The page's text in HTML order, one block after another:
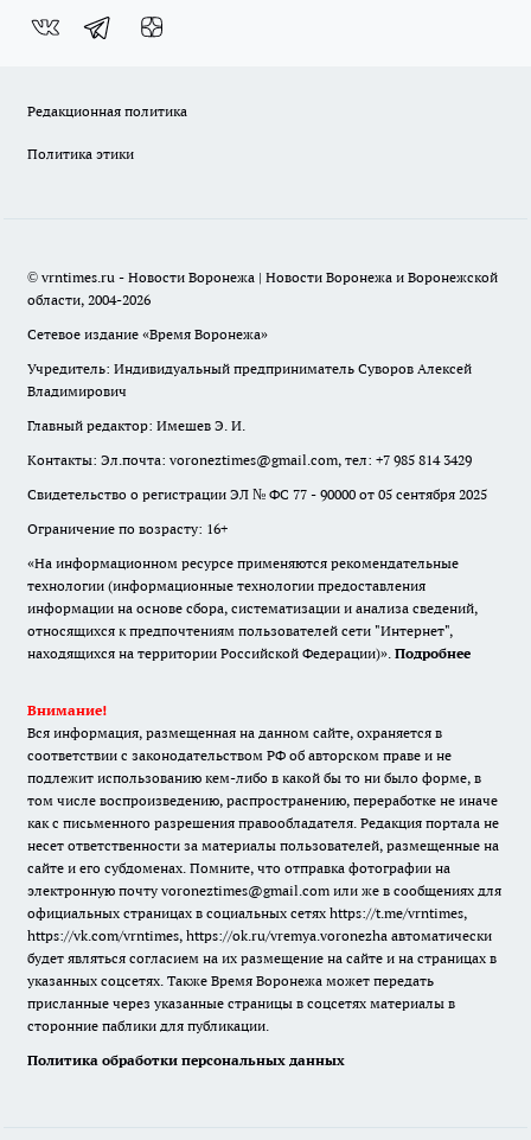
Редакционная политика
Политика этики
© vrntimes.ru - Новости Воронежа | Новости Воронежа и Воронежской
области, 2004-2026
Сетевое издание «Время Воронежа»
Учредитель: Индивидуальный предприниматель Суворов Алексей
Владимирович
Главный редактор: Имешев Э. И.
Контакты: Эл.почта: voroneztimes@gmail.com, тел: +7 985 814 3429
Свидетельство о регистрации ЭЛ № ФС 77 - 90000 от 05 сентября 2025
Ограничение по возрасту: 16+
«На информационном ресурсе применяются рекомендательные
технологии (информационные технологии предоставления
информации на основе сбора, систематизации и анализа сведений,
относящихся к предпочтениям пользователей сети "Интернет",
находящихся на территории Российской Федерации)». Подробнее
Внимание!
Вся информация, размещенная на данном сайте, охраняется в
соответствии с законодательством РФ об авторском праве и не
подлежит использованию кем-либо в какой бы то ни было форме, в
том числе воспроизведению, распространению, переработке не иначе
как с письменного разрешения правообладателя. Редакция портала не
несет ответственности за материалы пользователей, размещенные на
сайте и его субдоменах. Помните, что отправка фотографии на
электронную почту voroneztimes@gmail.com или же в сообщениях для
официальных страницах в социальных сетях https://t.me/vrntimes,
https://vk.com/vrntimes, https://ok.ru/vremya.voronezha автоматически
будет являться согласием на их размещение на сайте и на страницах в
указанных соцсетях. Также Время Воронежа может передать
присланные через указанные страницы в соцсетях материалы в
сторонние паблики для публикации.
Политика обработки персональных данных